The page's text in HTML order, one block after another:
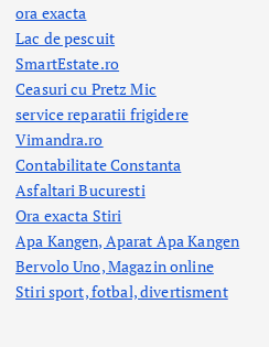
ora exacta
Lac de pescuit
SmartEstate.ro
Ceasuri cu Pretz Mic
service reparatii frigidere
Vimandra.ro
Contabilitate Constanta
Asfaltari Bucuresti
Ora exacta Stiri
Apa Kangen, Aparat Apa Kangen
Bervolo Uno, Magazin online
Stiri sport, fotbal,divertisment